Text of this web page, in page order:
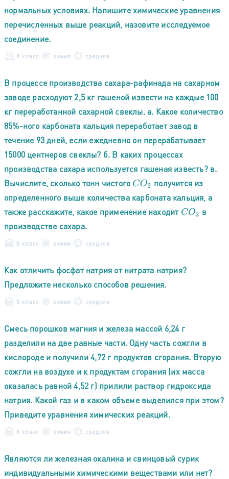
нормальных условиях. Напишите химические уравнения
перечисленных выше реакций, назовите исследуемое
соединение.
8 класс химия средняя
В процессе производства сахара-рафинада на сахарном
заводе расходуют 2,5 кг гашеной извести на каждые 100
кг переработанной сахарной свеклы. а. Какое количество
85%-ного карбоната кальция переработает завод в
течение 93 дней, если ежедневно он перерабатывает
15000 центнеров свеклы? б. В каких процессах
производства сахара используется гашеная известь? в.
Вычислите, сколько тонн чистого CO2
получится из
определенного выше количества карбоната кальция, а
также расскажите, какое применение находит CO2
в
производстве сахара.
8 класс химия средняя
Как отличить фосфат натрия от нитрата натрия?
Предложите несколько способов решения.
8 класс химия средняя
Смесь порошков магния и железа массой 6,24 г
разделили на две равные части. Одну часть сожгли в
кислороде и получили 4,72 г продуктов сгорания. Вторую
сожгли на воздухе и к продуктам сгорания (их масса
оказалась равной 4,52 г) прилили раствор гидроксида
натрия. Какой газ и в каком объеме выделился при этом?
Приведите уравнения химических реакций.
8 класс химия средняя
Являются ли железная окалина и свинцовый сурик
индивидуальными химическими веществами или нет?